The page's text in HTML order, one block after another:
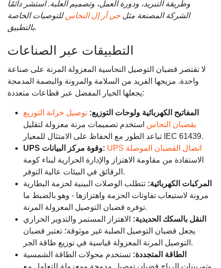
وطريقة التبريد، ودورة العمل، وتصميم العلبة. استشر دائمًا
الشركة المصنعة مثل جي آر إل النحاسللتوصيات الخاصة
بالتطبيق.
التطبيقات عبر الصناعات
لا تقتصر قضبان التوصيل النحاسية المعزولة المرنة على صناعة
واحدة. مزيجها الفريد من السلامة والمرونة والبصمة المدمجة
يجعلها الخيار المفضل عبر قطاعات متعددة:
المفاتيح الكهربائية ولوحات التوزيع: توصيل خزانة التوزيع
بقضبان النحاس استخدم تصميمات مرنة معزولة لتقليل
تباعد الطور مع الحفاظ على الامتثال للمعيار IEC 61439.
UPS وقوة مركز البيانات:
UPS اتصال القضبان الموصلة
الاستفادة من مقاومة الاهتزاز والإدارة الحرارية لبناء كومة
الرقائق في البيئات عالية التوفر.
المركبات الكهربائية: تتطلب الوصلات البينية لحزمة البطارية
مرونة لاستيعاب تفاوتات الحزمة واهتزازها - وهو بالضبط ما
توفره قضبان التوصيل المعزولة المرنة.
النقل بالسكك الحديدية: الاهتزاز المستمر والتدوير الحراري
يجعل قضبان التوصيل الصلبة غير موثوقة؛ تعتبر قضبان
التوصيل المرنة المعزولة قياسية في توزيع طاقة الجر.
الطاقة المتجددة: تستخدم محولات الطاقة الشمسية
وتوربينات الرياح قضبان توصيل مدمجة ومعزولة للتعامل مع